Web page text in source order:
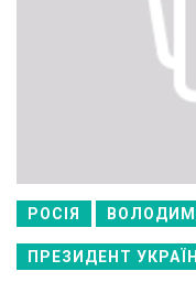
РОСІЯ
ПРЕЗИДЕНТ